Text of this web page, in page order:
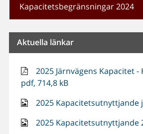
Kapacitetsbegränsningar 2024
Aktuella länkar
2025 Järnvägens Kapacitet
pdf, 714,8 kB
2025 Kapacitetsutnyttjande
2025 Kapacitetsutnyttjande